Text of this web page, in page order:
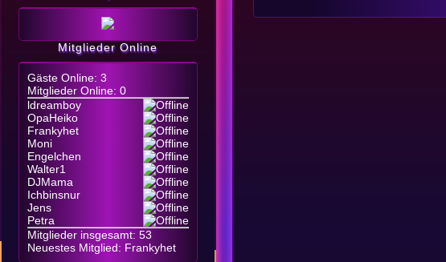
Mitglieder Online
Gäste Online: 3
Mitglieder Online: 0
ldreamboy
OpaHeiko
Frankyhet
Moni
Engelchen
Walter1
DJMama
Ichbinsnur
Jens
Petra
Mitglieder insgesamt: 53
Neuestes Mitglied: Frankyhet